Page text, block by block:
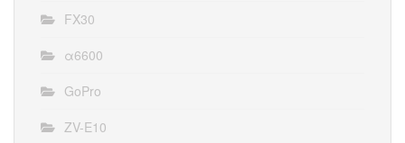
FX30
α6600
GoPro
ZV-E10